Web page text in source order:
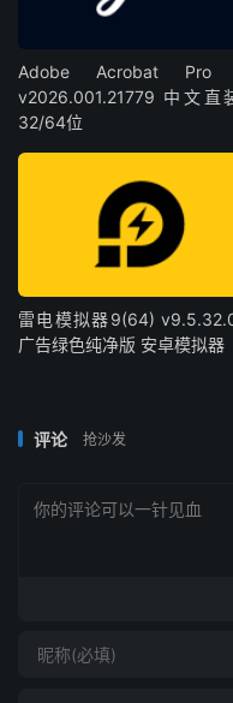
Adobe Acrobat Pro
v2026.001.21779 中文直
32/64位
雷电模拟器9(64)
广告绿色纯净版 安卓模拟器
评论 抢沙发